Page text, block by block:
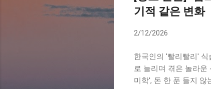
기적 같은 변화
2/12/2026
한국인의 '빨리빨리'
로 늘리며 겪은 놀라
미학', 돈 한 푼 들지 않